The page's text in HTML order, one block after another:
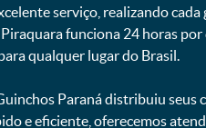
serviço, realizando
Piraquara funciona 24 horas
para qualquer lugar do Brasil.
Guinchos Paraná distribuiu
e eficiente, oferecemos